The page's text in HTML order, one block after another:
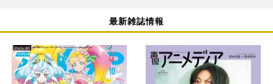
最新雑誌情報